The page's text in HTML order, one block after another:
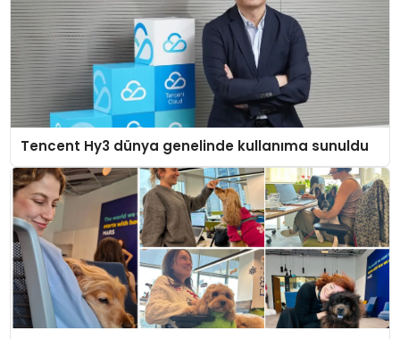
Tencent Hy3 dünya genelinde kullanıma sunuldu